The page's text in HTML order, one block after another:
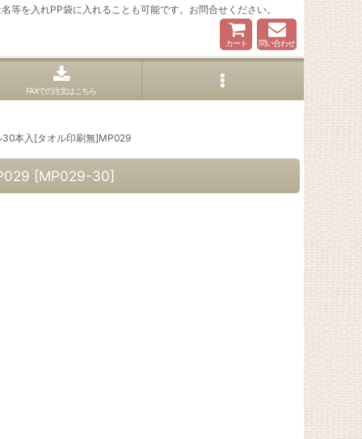
を入れPP袋に入れることも可能です。お問合せください。
カート 問い合わせ
FAXでの注文はこちら
30本入[タオル印刷無]MP029
[MP029-30]